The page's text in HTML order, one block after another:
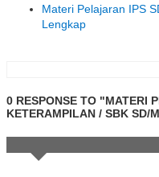
Materi Pelajaran IPS
Lengkap
0 RESPONSE TO "MATERI
KETERAMPILAN / SBK SD/